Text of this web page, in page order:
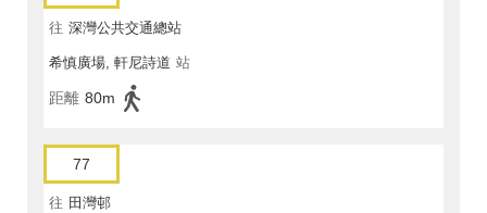
往 深灣公共交通總站
希慎廣場, 軒尼詩道 站
距離 80m
77
往 田灣邨